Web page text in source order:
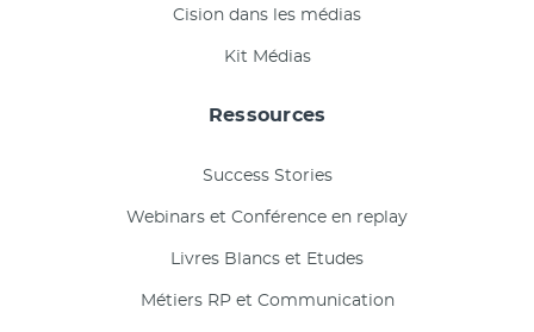
Cision dans les médias
Kit Médias
Ressources
Success Stories
Webinars et Conférence en replay
Livres Blancs et Etudes
Métiers RP et Communication